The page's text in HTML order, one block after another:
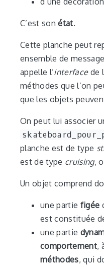
C’est sonétat.
Cette planche peut
ensemble de
appelle l’interfacede
méthodes que l’on
que les objets
On peut lui associer
planche est de type
est de type cruising,
Un objet comprend
une partie figée
est constituée
une partie
comportement,
méthodes, qui